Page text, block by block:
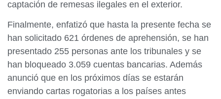
captación de remesas ilegales en el exterior.
Finalmente, enfatizó que hasta la presente fecha se
han solicitado 621 órdenes de aprehensión, se han
presentado 255 personas ante los tribunales y se
han bloqueado 3.059 cuentas bancarias. Además
anunció que en los próximos días se estarán
enviando cartas rogatorias a los países antes